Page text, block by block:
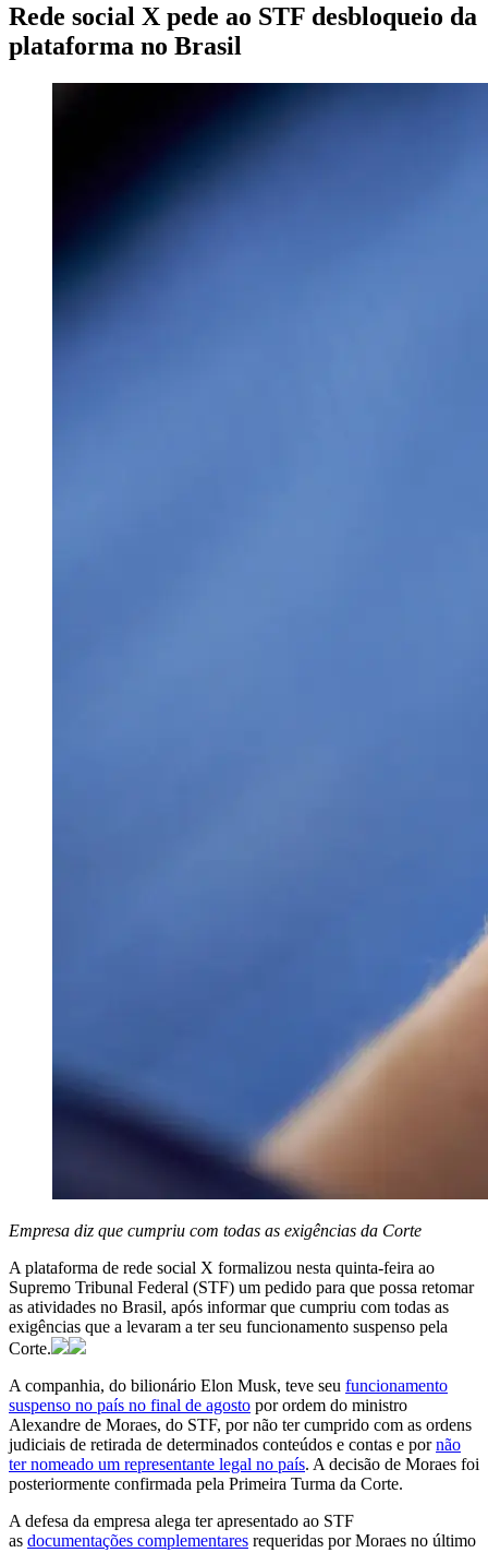
Rede social X pede ao STF desbloqueio da
plataforma no Brasil
Empresa diz que cumpriu com todas as exigências da Corte
A plataforma de rede social X formalizou nesta quinta-feira ao
Supremo Tribunal Federal (STF) um pedido para que possa retomar
as atividades no Brasil, após informar que cumpriu com todas as
exigências que a levaram a ter seu funcionamento suspenso pela
Corte.
A companhia, do bilionário Elon Musk, teve seu funcionamento
suspenso no país no final de agosto por ordem do ministro
Alexandre de Moraes, do STF, por não ter cumprido com as ordens
judiciais de retirada de determinados conteúdos e contas e pornão
ter nomeado um representante legal no país. A decisão de Moraes foi
posteriormente confirmada pela Primeira Turma da Corte.
A defesa da empresa alega ter apresentado ao STF
as documentações complementares requeridas por Moraes no último